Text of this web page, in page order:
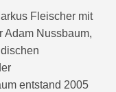
Fleischer mit
Adam Nussbaum,
entstand 2005